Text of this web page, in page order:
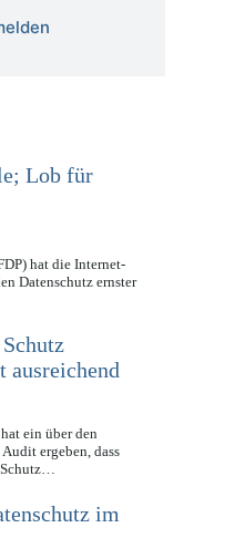
Lob für
hat die Internet-
Datenschutz ernster
ein über den
ergeben, dass
im